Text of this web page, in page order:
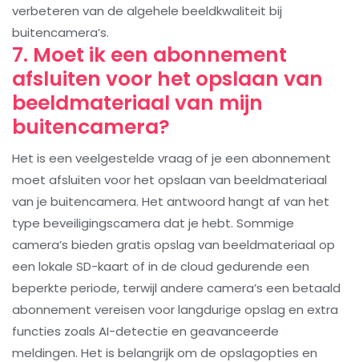
verbeteren van de algehele beeldkwaliteit bij
buitencamera’s.
7. Moet ik een abonnement
afsluiten voor het opslaan van
beeldmateriaal van mijn
buitencamera?
Het is een veelgestelde vraag of je een abonnement
moet afsluiten voor het opslaan van beeldmateriaal
van je buitencamera. Het antwoord hangt af van het
type beveiligingscamera dat je hebt. Sommige
camera’s bieden gratis opslag van beeldmateriaal op
een lokale SD-kaart of in de cloud gedurende een
beperkte periode, terwijl andere camera’s een betaald
abonnement vereisen voor langdurige opslag en extra
functies zoals AI-detectie en geavanceerde
meldingen. Het is belangrijk om de opslagopties en